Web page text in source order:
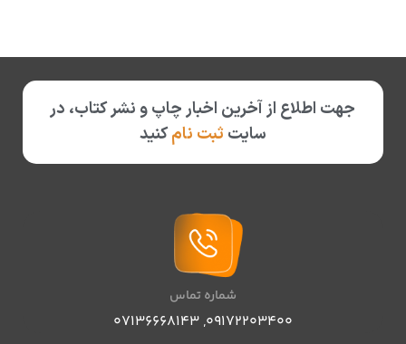
جهت اطلاع از آخرین اخبار چاپ و نشر کتاب، در
سایت ثبت نامکنید
شماره تماس
09172203400
,
07136668143